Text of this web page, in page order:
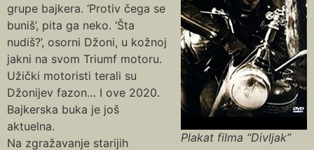
Plakat filma “Divljak”
grupe bajkera. ‘Protiv čega se
buniš’, pita ga neko. ‘Šta
nudiš?’, osorni Džoni, u kožnoj
jakni na svom Triumf motoru.
Užički motoristi terali su
Džonijev fazon… I ove 2020.
Bajkerska buka je još
aktuelna.
Na zgražavanje starijih